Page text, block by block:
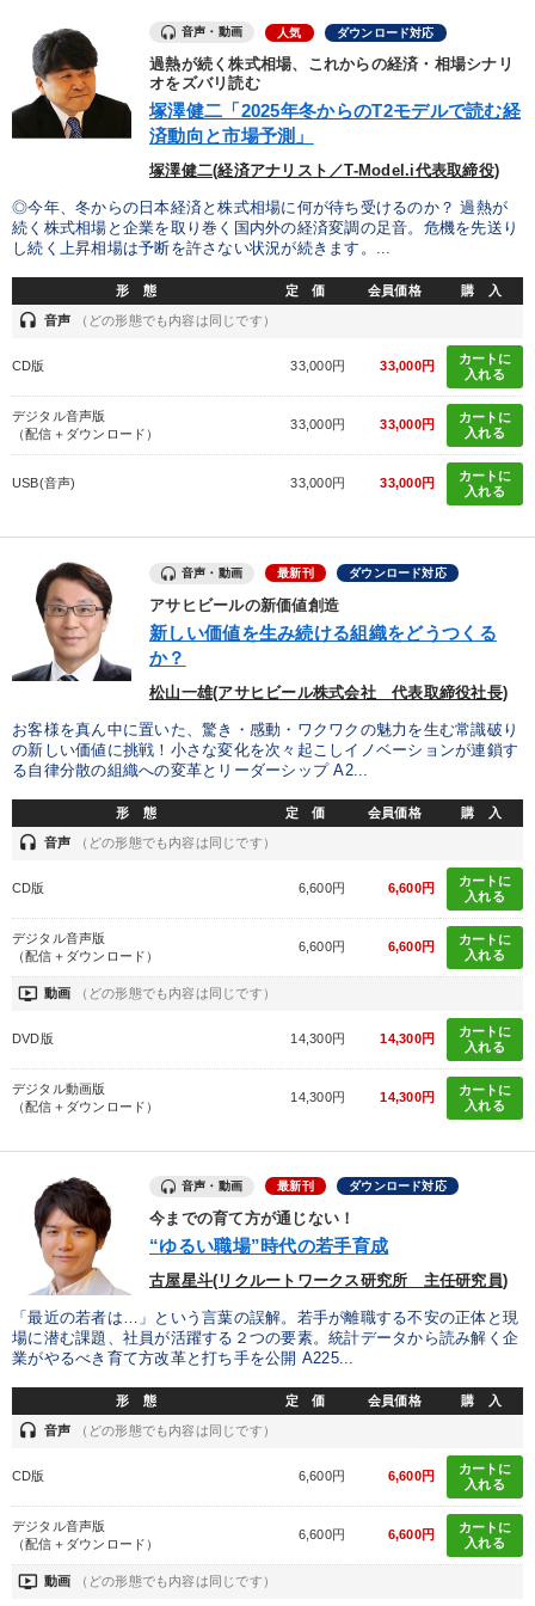
音声・動画 人気 ダウンロード対応
過熱が続く株式相場、これからの経済・相場シナリ
オをズバリ読む
塚澤健二「2025年冬からのT2モデルで読む経
済動向と市場予測」
塚澤健二(経済アナリスト／T-Model.i代表取締役)
◎今年、冬からの日本経済と株式相場に何が待ち受けるのか？ 過熱が
続く株式相場と企業を取り巻く国内外の経済変調の足音。危機を先送り
し続く上昇相場は予断を許さない状況が続きます。...
形 態 定 価 会員価格 購 入
headset 音声 （どの形態でも内容は同じです）
CD版 33,000円 33,000円
カートに
入れる
デジタル音声版
（配信＋ダウンロード）
33,000円 33,000円
カートに
入れる
USB(音声) 33,000円 33,000円
カートに
入れる
音声・動画 最新刊 ダウンロード対応
アサヒビールの新価値創造
新しい価値を生み続ける組織をどうつくる
か？
松山一雄(アサヒビール株式会社 代表取締役社長)
お客様を真ん中に置いた、驚き・感動・ワクワクの魅力を生む常識破り
の新しい価値に挑戦！小さな変化を次々起こしイノベーションが連鎖す
る自律分散の組織への変革とリーダーシップ A2...
形 態 定 価 会員価格 購 入
headset 音声 （どの形態でも内容は同じです）
CD版 6,600円 6,600円
カートに
入れる
デジタル音声版
（配信＋ダウンロード）
6,600円 6,600円
カートに
入れる
ondemand_video 動画 （どの形態でも内容は同じです）
DVD版 14,300円 14,300円
カートに
入れる
デジタル動画版
（配信＋ダウンロード）
14,300円 14,300円
カートに
入れる
音声・動画 最新刊 ダウンロード対応
今までの育て方が通じない！
“ゆるい職場”時代の若手育成
古屋星斗(リクルートワークス研究所 主任研究員)
「最近の若者は…」という言葉の誤解。若手が離職する不安の正体と現
場に潜む課題、社員が活躍する２つの要素。統計データから読み解く企
業がやるべき育て方改革と打ち手を公開 A225...
形 態 定 価 会員価格 購 入
headset 音声 （どの形態でも内容は同じです）
CD版 6,600円 6,600円
カートに
入れる
デジタル音声版
（配信＋ダウンロード）
6,600円 6,600円
カートに
入れる
ondemand_video 動画 （どの形態でも内容は同じです）